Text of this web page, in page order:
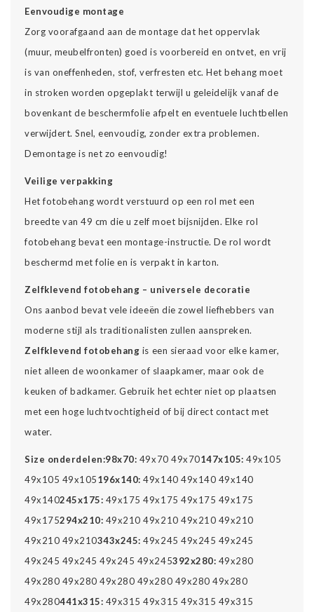
Eenvoudige montage
Zorg voorafgaand aan de montage dat het oppervlak
(muur, meubelfronten) goed is voorbereid en ontvet, en vrij
is van oneffenheden, stof, verfresten etc. Het behang moet
in stroken worden opgeplakt terwijl u geleidelijk vanaf de
bovenkant de beschermfolie afpelt en eventuele luchtbellen
verwijdert. Snel, eenvoudig, zonder extra problemen.
Demontage is net zo eenvoudig!
Veilige verpakking
Het fotobehang wordt verstuurd op een rol met een
breedte van 49 cm die u zelf moet bijsnijden. Elke rol
fotobehang bevat een montage-instructie. De rol wordt
beschermd met folie en is verpakt in karton.
Zelfklevend fotobehang – universele decoratie
Ons aanbod bevat vele ideeën die zowel liefhebbers van
moderne stijl als traditionalisten zullen aanspreken.
Zelfklevend fotobehang is een sieraad voor elke kamer,
niet alleen de woonkamer of slaapkamer, maar ook de
keuken of badkamer. Gebruik het echter niet op plaatsen
met een hoge luchtvochtigheid of bij direct contact met
water.
Size onderdelen:98x70: 49x70 49x70147x105: 49x105
49x105 49x105196x140: 49x140 49x140 49x140
49x140245x175: 49x175 49x175 49x175 49x175
49x175294x210: 49x210 49x210 49x210 49x210
49x210 49x210343x245: 49x245 49x245 49x245
49x245 49x245 49x245 49x245392x280: 49x280
49x280 49x280 49x280 49x280 49x280 49x280
49x280441x315: 49x315 49x315 49x315 49x315